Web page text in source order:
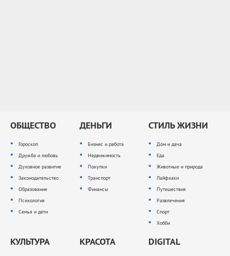
ОБЩЕСТВО
Гороскоп
Дружба и любовь
Духовное развитие
Законодательство
Образование
Психология
Семья и дети
ДЕНЬГИ
Бизнес и работа
Недвижимость
Покупки
Транспорт
Финансы
СТИЛЬ ЖИЗНИ
Дом и дача
Еда
Животные и природа
Лайфхаки
Путешествия
Развлечения
Спорт
Хобби
КУЛЬТУРА КРАСОТА DIGITAL